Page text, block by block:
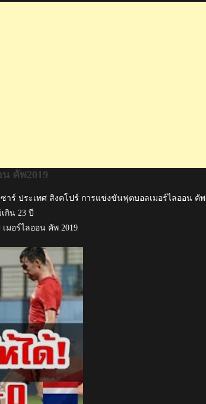
คัพ2019
าร์ ประเทศ สิงคโปร์ การแข่งขันฟุตบอลเมอร์ไลออน คัพ
กิน 23 ปี
มอร์ไลออน คัพ 2019